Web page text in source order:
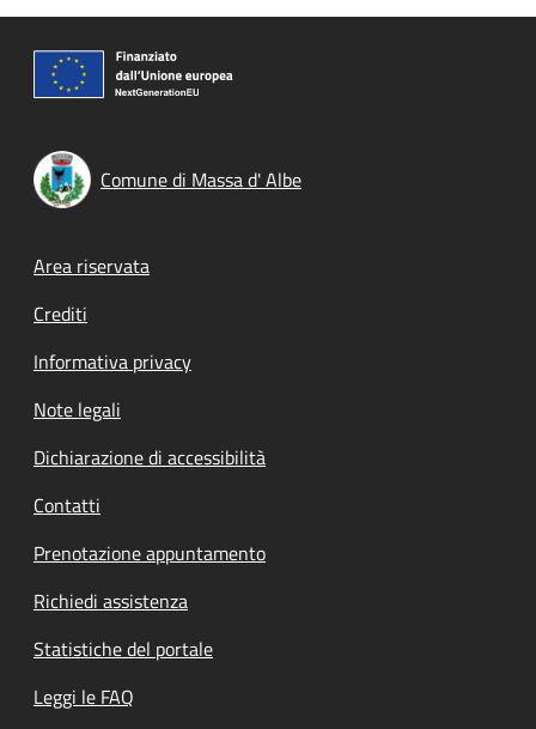
Comune di Massa d' Albe
Footer menu
Area riservata
Crediti
Informativa privacy
Note legali
Dichiarazione di accessibilità
Contatti
Prenotazione appuntamento
Richiedi assistenza
Statistiche del portale
Leggi le FAQ